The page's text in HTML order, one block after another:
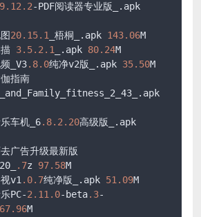
9.12 .2
20.15.1 _梧桐_.apk 143.06M
3.5.2 .1 _.apk 80.24M
_V3.8.0纯净v2版_.apk 35.50M
指南
车机_6.8.2 .20
广告升级最新版
.7z 97.58M
v1 .0.7纯净版_.apk 51.09M
PC-2.11 .0-beta.3-
67.96M